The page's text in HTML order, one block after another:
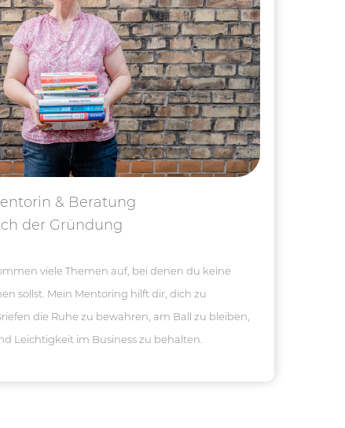
& Beratung
der Gründung
viele Themen auf, bei denen du keine
sollst. Mein Mentoring hilft dir, dich zu
die Ruhe zu bewahren, am Ball zu bleiben,
Leichtigkeit im Business zu behalten.